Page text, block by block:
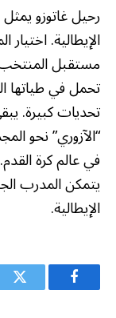
رحيل غاتوزو
الإيطالية.
مستقبل المنتخب
تحمل في طياتها
تحديات كبيرة.
“الآزوري” نحو
في عالم كرة
يتمكن المدرب
الإيطالية.
فيسبوك